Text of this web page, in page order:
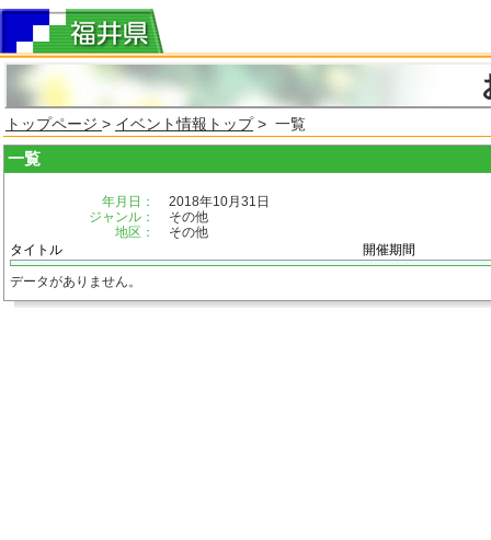
トップページ > イベント情報トップ> 一覧
一覧
年月日：
2018年10月31日
ジャンル：
その他
地区：
その他
タイトル
開催期間
データがありません。